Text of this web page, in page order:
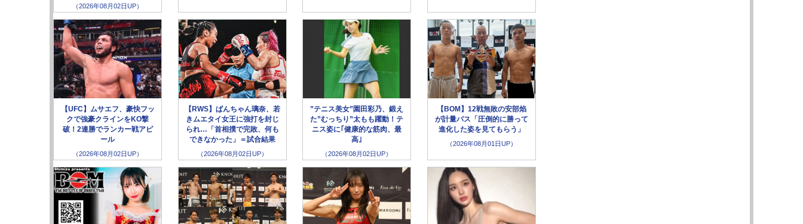
（2026年08月02日UP）
【UFC】ムサエフ、豪快フッ
クで強豪クラインをKO撃
破！2連勝でランカー戦アピ
ール
（2026年08月02日UP）
【RWS】ぱんちゃん璃奈、若
きムエタイ女王に強打を封じ
られ…「首相撲で完敗、何も
できなかった」＝試合結果
（2026年08月02日UP）
”テニス美女”園田彩乃、鍛え
た”むっちり”太もも躍動！テ
ニス姿に｢健康的な筋肉、最
高｣
（2026年08月02日UP）
【BOM】12戦無敗の安部焰
が計量パス「圧倒的に勝って
進化した姿を見てもらう」
（2026年08月01日UP）